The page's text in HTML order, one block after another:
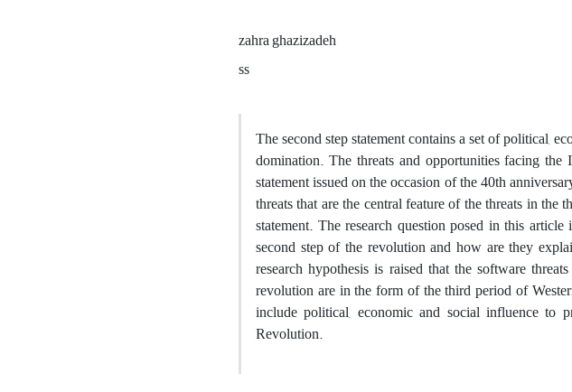
zahra ghazizadeh
ss
The second step statement contains a set of political,
domination. The threats and opportunities facing
statement issued on the occasion of the 40th
threats that are the central feature of the threats in
statement. The research question posed in this
second step of the revolution and how are they
research hypothesis is raised that the software
revolution are in the form of the third period of
include political, economic and social influence to
Revolution.